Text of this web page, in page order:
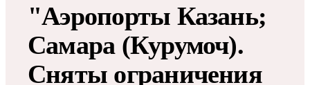
"Аэропорты Казань;
Самара (Курумоч).
Сняты ограничения